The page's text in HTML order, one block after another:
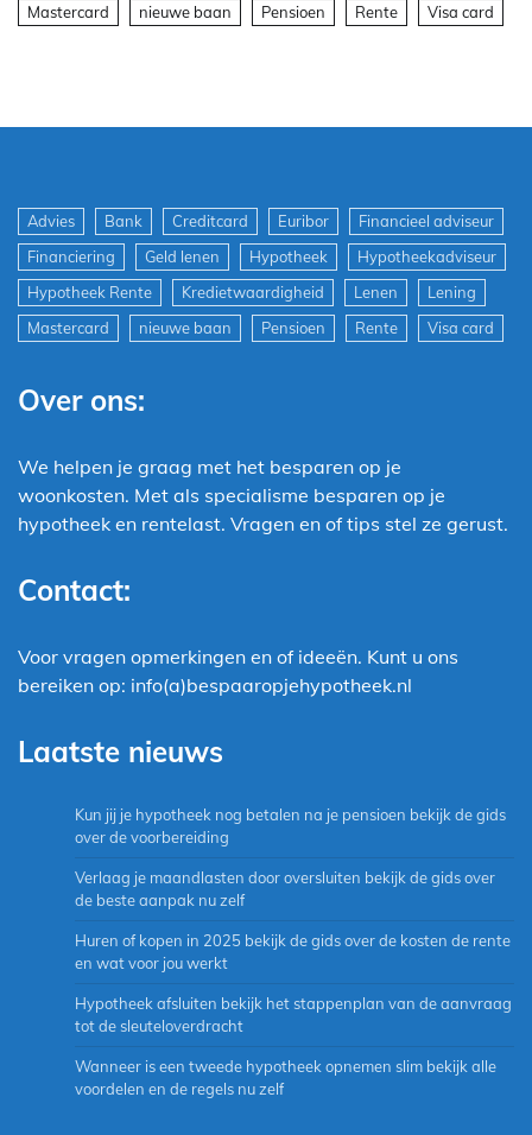
Mastercard
nieuwe baan Pensioen Rente Visa card
Advies Bank Creditcard Euribor
Financieel adviseur
Financiering
Geld lenen Hypotheek
Hypotheekadviseur
Hypotheek Rente
Kredietwaardigheid Lenen
Lening
Mastercard
nieuwe baan Pensioen Rente Visa card
Over ons:
We helpen je graag met het besparen op je
woonkosten. Met als specialisme besparen op je
hypotheek en rentelast. Vragen en of tips stel ze gerust.
Contact:
Voor vragen opmerkingen en of ideeën. Kunt u ons
bereiken op: info(a)bespaaropjehypotheek.nl
Laatste nieuws
Kun jij je hypotheek nog betalen na je pensioen bekijk de gids
over de voorbereiding
Verlaag je maandlasten door oversluiten bekijk de gids over
de beste aanpak nu zelf
Huren of kopen in 2025 bekijk de gids over de kosten de rente
en wat voor jou werkt
Hypotheek afsluiten bekijk het stappenplan van de aanvraag
tot de sleuteloverdracht
Wanneer is een tweede hypotheek opnemen slim bekijk alle
voordelen en de regels nu zelf